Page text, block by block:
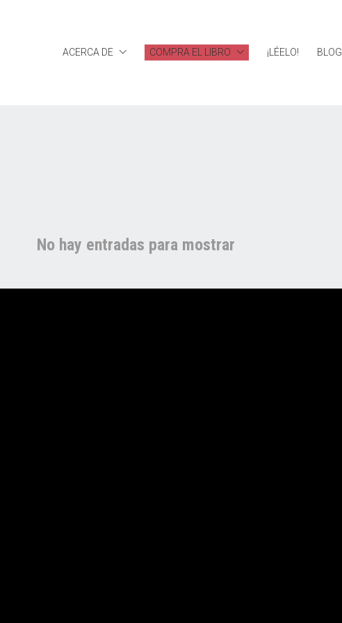
ACERCA DE COMPRA EL LIBRO ¡LÉELO! BLOG
No hay entradas para mostrar